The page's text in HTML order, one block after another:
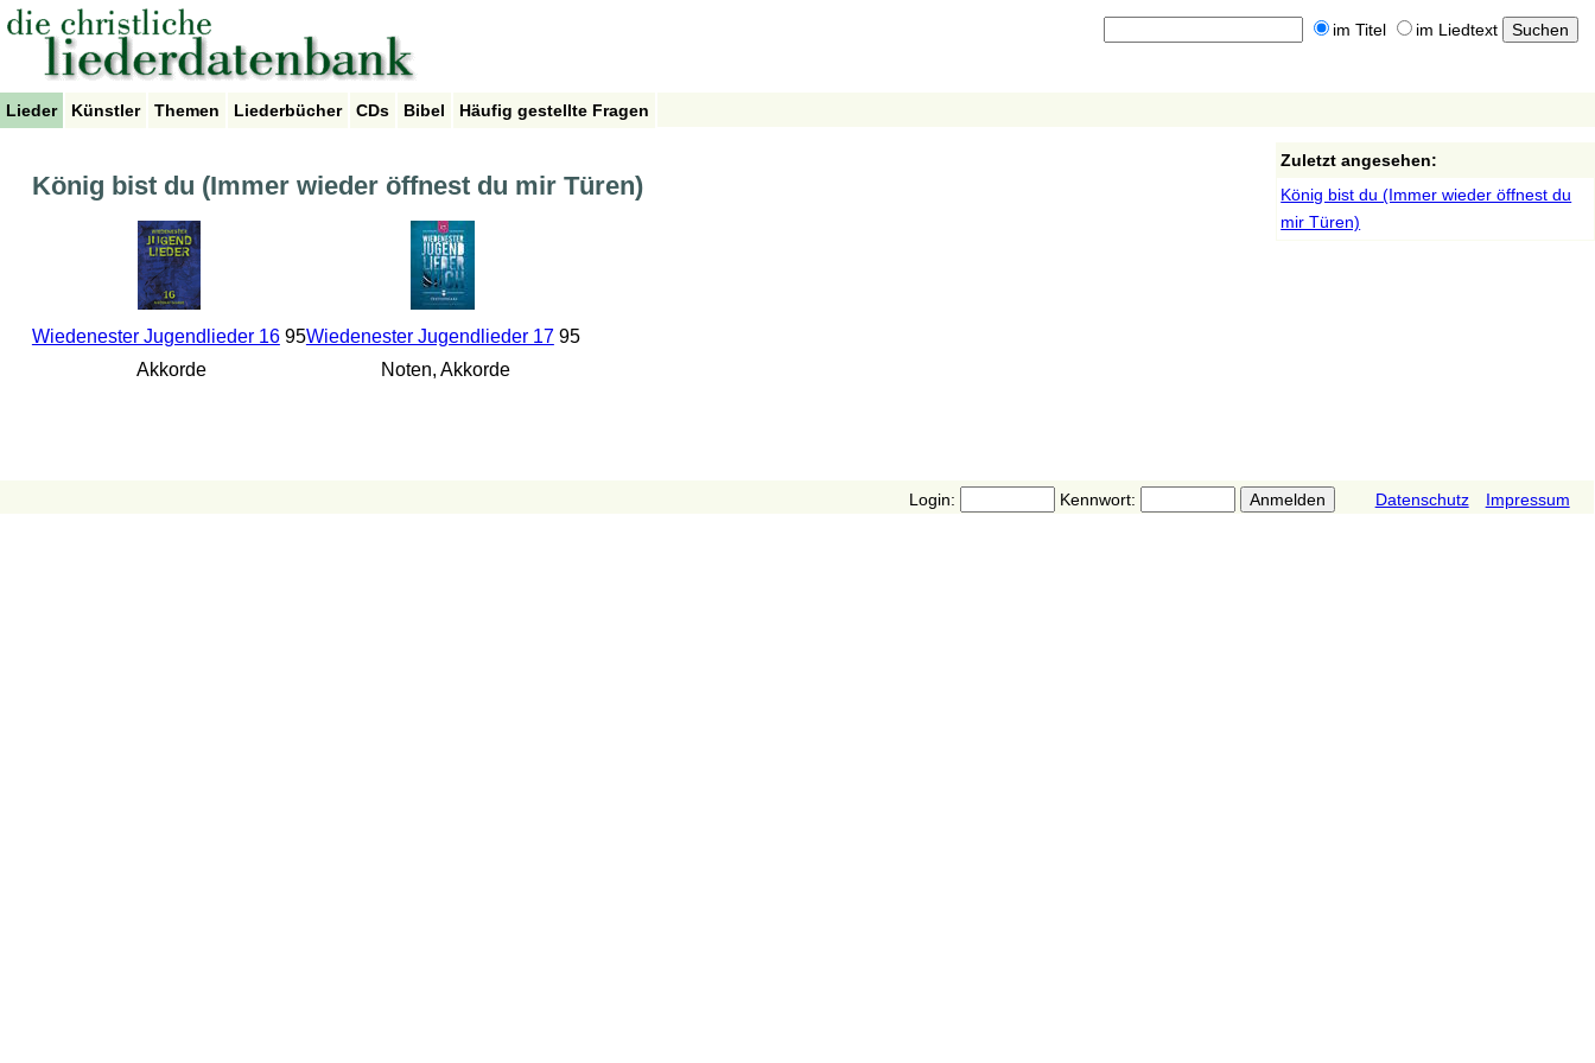
im Titel im Liedtext
Lieder Künstler Themen Liederbücher CDs Bibel Häufig gestellte Fragen
König bist du (Immer wieder öffnest du mir Türen)
Wiedenester Jugendlieder 1695
Akkorde
Wiedenester Jugendlieder 1795
Noten, Akkorde
Zuletzt angesehen:
König bist du (Immer wieder öffnest du
mir Türen)
Login: Kennwort: Datenschutz Impressum